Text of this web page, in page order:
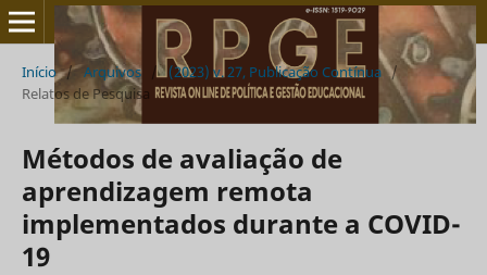
Início / Arquivos / (2023) v. 27, Publicação Contínua /
Relatos de Pesquisa
Métodos de avaliação de
aprendizagem remota
implementados durante a COVID-
19